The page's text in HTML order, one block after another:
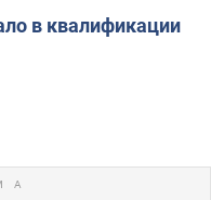
в квалификации